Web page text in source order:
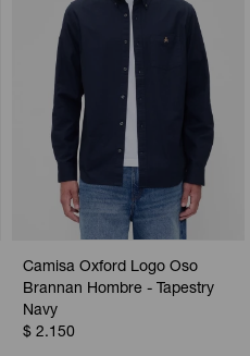
Camisa Oxford Logo Oso
Brannan Hombre - Tapestry
Navy
$ 2.150